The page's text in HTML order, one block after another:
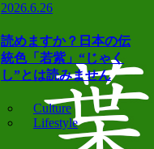
2026.6.26
読めますか？日本の伝
統色「若紫」“じゃく
し”とは読みません
Culture
Lifestyle